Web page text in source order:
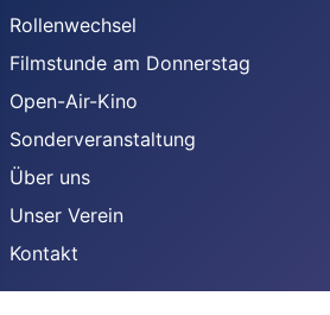
Rollenwechsel
Filmstunde am Donnerstag
Open-Air-Kino
Sonderveranstaltung
Über uns
Unser Verein
Kontakt